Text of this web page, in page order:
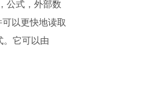
公式，外部数
以更快地读取
。它可以由